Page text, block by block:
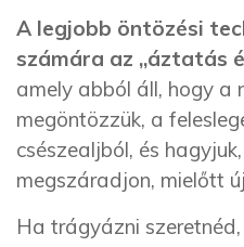
A legjobb öntözési
számára az „áztatás
amely abból áll, hogy a
megöntözzük, a
csészealjból, és
megszáradjon, mielőtt
Ha trágyázni